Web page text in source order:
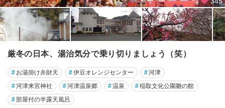
崎
浜
松
・
浜
名
湖
・
舘
厳冬の日本、湯治気分で乗り切りましょう（笑）
# お湯掛け弁財天 #伊豆オレンジセンター #河津
#河津来宮神社 #河津温泉郷 #温泉 #稲取文化公園雛の館
#部屋付の半露天風呂